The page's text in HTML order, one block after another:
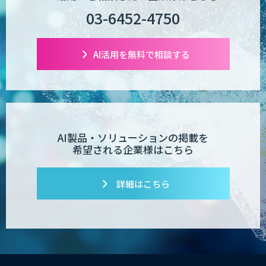
03-6452-4750
AI活用を無料で相談する
AI製品・ソリューションの掲載を
希望される企業様はこちら
詳細はこちら